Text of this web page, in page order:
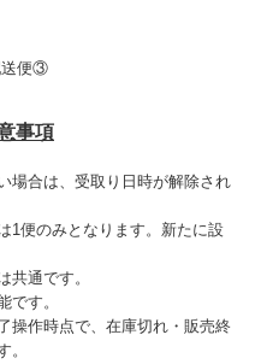
事項
場合は、受取り日時が解除され
1便のみとなります。新たに設
共通です。
です。
操作時点で、在庫切れ・販売終
。